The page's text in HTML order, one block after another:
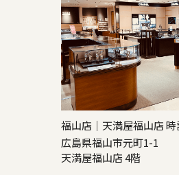
福山店｜天満屋福山店
広島県福山市元町1-1
天満屋福山店 4階